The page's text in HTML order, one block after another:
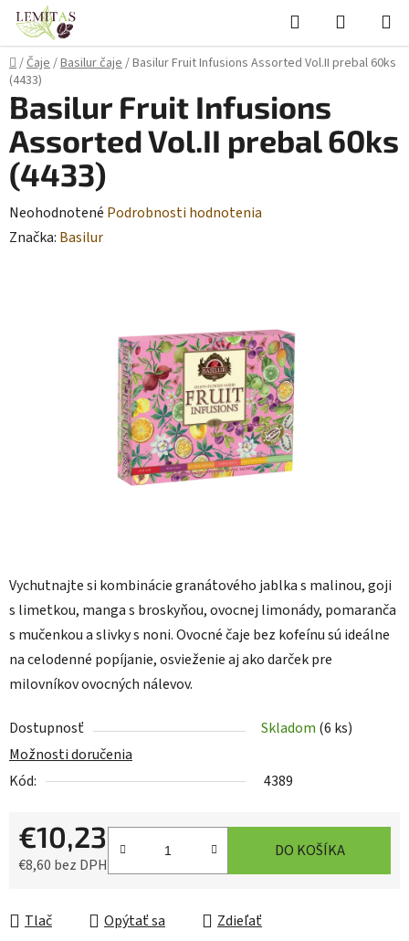
Prejsť
obsah
Hľadať
KOŠÍK
Domov
/Čaje/Basilur čaje/Basilur Fruit Infusions Assorted Vol.II prebal 60ks
(4433)
Vychutnajte si kombinácie granátového jablka s malinou, goji
s limetkou, manga s broskyňou, ovocnej limonády, pomaranča
s mučenkou a slivky s noni. Ovocné čaje bez kofeínu sú ideálne
na celodenné popíjanie, osvieženie aj ako darček pre
milovníkov ovocných nálevov.
Dostupnosť Skladom (6 ks)
Možnosti doručenia
Kód:
4389
€10,23
€8,60 bez DPH
DO KOŠÍKA
Tlač Opýtať sa Zdieľať
Basilur Fruit Infusions
Assorted Vol.II prebal 60ks
(4433)
Priemerné
hodnotenie
Neohodnotené Podrobnosti hodnotenia
Značka: Basilur